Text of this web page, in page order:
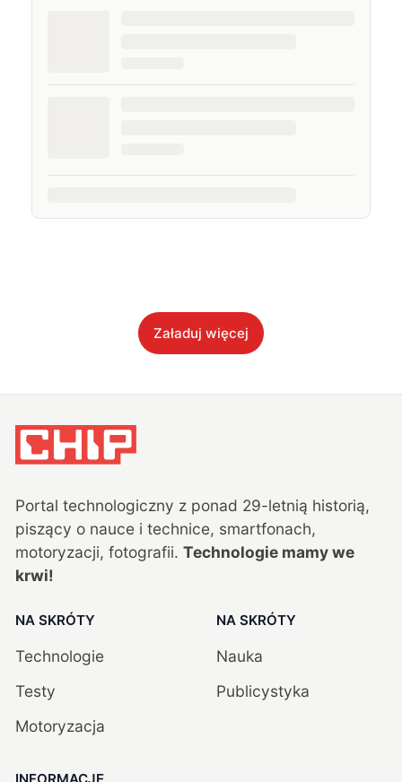
Załaduj więcej
Portal technologiczny z ponad 29-letnią historią,
piszący o nauce i technice, smartfonach,
motoryzacji, fotografii. Technologie mamy we
krwi!
NA SKRÓTY
Technologie
Testy
Motoryzacja
NA SKRÓTY
Nauka
Publicystyka
INFORMACJE